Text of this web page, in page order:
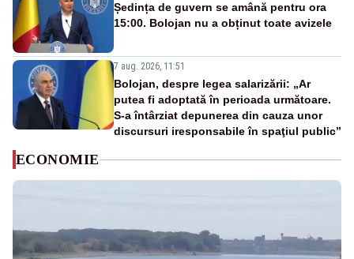
Ședința de guvern se amână pentru ora
15:00. Bolojan nu a obținut toate avizele
7 aug. 2026, 11:51
Bolojan, despre legea salarizării: „Ar
putea fi adoptată în perioada următoare.
S-a întârziat depunerea din cauza unor
discursuri iresponsabile în spaţiul public”
ECONOMIE